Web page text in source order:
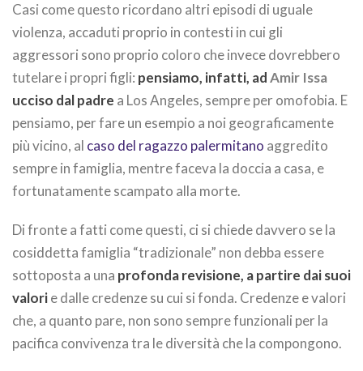
Casi come questo ricordano altri episodi di uguale
violenza, accaduti proprio in contesti in cui gli
aggressori sono proprio coloro che invece dovrebbero
tutelare i propri figli: pensiamo, infatti, adAmir Issa
ucciso dal padre a Los Angeles, sempre per omofobia. E
pensiamo, per fare un esempio a noi geograficamente
più vicino, al caso del ragazzo palermitano aggredito
sempre in famiglia, mentre faceva la doccia a casa, e
fortunatamente scampato alla morte.
Di fronte a fatti come questi, ci si chiede davvero se la
cosiddetta famiglia “tradizionale” non debba essere
sottoposta a una profonda revisione, a partire dai suoi
valorie dalle credenze su cui si fonda. Credenze e valori
che, a quanto pare, non sono sempre funzionali per la
pacifica convivenza tra le diversità che la compongono.